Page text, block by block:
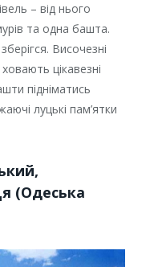
– від нього
та одна башта.
Височезні
цікавезні
підніматись
луцькі пам’ятки
(Одеська